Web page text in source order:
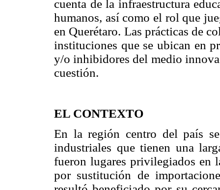
cuenta de la infraestructura
humanos, así como el rol que
en Querétaro. Las prácticas de
instituciones que se ubican en
y/o inhibidores del medio
cuestión.
EL CONTEXTO
En la región centro del país se
industriales que tienen una
fueron lugares privilegiados en
por sustitución de